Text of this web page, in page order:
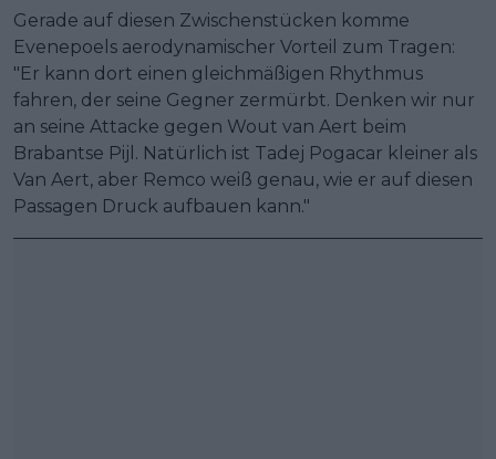
Gerade auf diesen Zwischenstücken komme
Evenepoels aerodynamischer Vorteil zum Tragen:
"Er kann dort einen gleichmäßigen Rhythmus
fahren, der seine Gegner zermürbt. Denken wir nur
an seine Attacke gegen Wout van Aert beim
Brabantse Pijl. Natürlich ist Tadej Pogacar kleiner als
Van Aert, aber Remco weiß genau, wie er auf diesen
Passagen Druck aufbauen kann."